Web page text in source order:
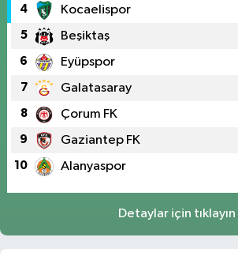
4 Kocaelispor
5 Beşiktaş
6 Eyüpspor
7 Galatasaray
8 Çorum FK
9 Gaziantep FK
10 Alanyaspor
Detaylar için tıklayın